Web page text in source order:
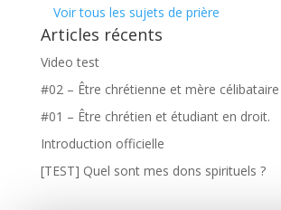
Voir tous les sujets de prière
Articles récents
Video test
#02 – Être chrétienne et mère célibataire
#01 – Être chrétien et étudiant en droit.
Introduction officielle
[TEST] Quel sont mes dons spirituels ?